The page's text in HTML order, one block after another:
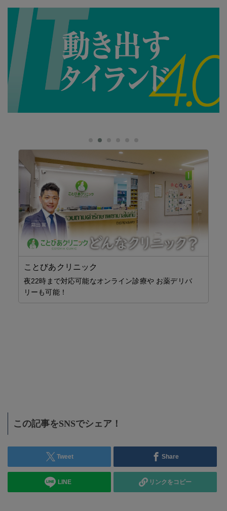
ことびあクリニック
夜22時まで対応可能なオンライン診療や お薬デリバ
リーも可能！
この記事をSNSでシェア！
Tweet Share
LINE リンクをコピー